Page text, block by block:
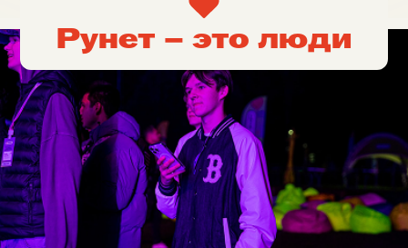
Рунет – это люди